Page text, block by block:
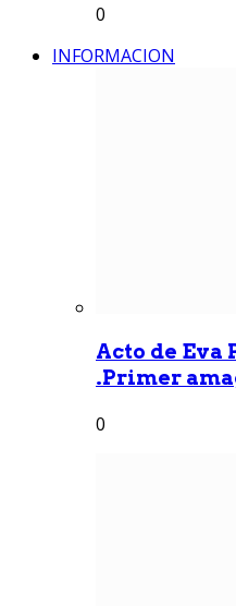
0
INFORMACION
Acto de Eva
.Primer
0